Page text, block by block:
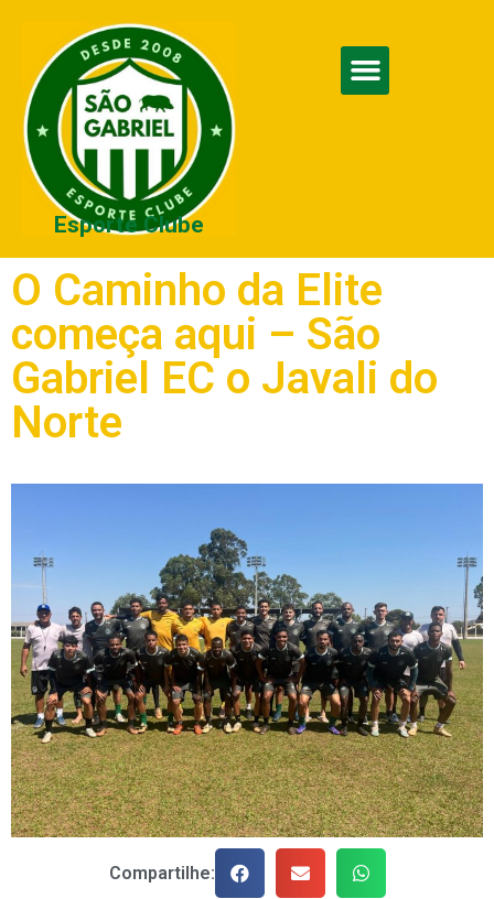
Esporte Clube
O Caminho da Elite
começa aqui – São
Gabriel EC o Javali do
Norte
Compartilhe: